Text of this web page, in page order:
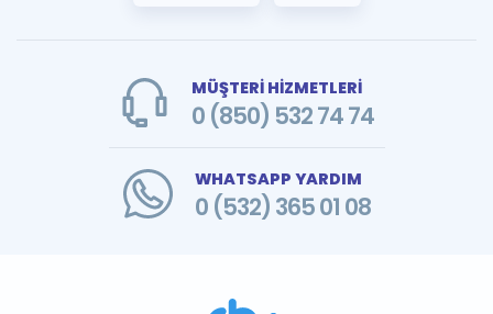
MÜŞTERİ HİZMETLERİ
0 (850) 532 74 74
WHATSAPP YARDIM
0 (532) 365 01 08